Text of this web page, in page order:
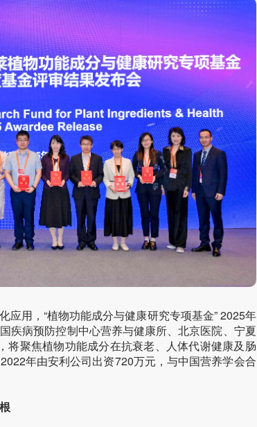
应用，“植物功能成分与健康研究专项基金” 2025年
疾病预防控制中心营养与健康所、北京医院、宁夏
将聚焦植物功能成分在抗衰老、人体代谢健康及肠
年由安利公司出资720万元，与中国营养学会合